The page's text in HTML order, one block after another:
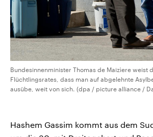
Bundesinnenminister Thomas de Maizìere weist
Flüchtlingsrates, dass man auf abgelehnte
ausübe, weit von sich. (dpa / picture alliance /
Hashem Gassim kommt aus dem